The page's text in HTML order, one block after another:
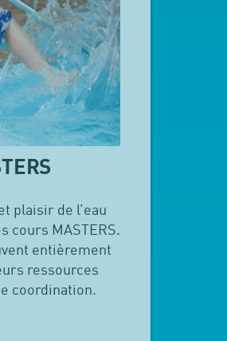
plaisir de l’eau
cours MASTERS.
entièrement
ressources
coordination.